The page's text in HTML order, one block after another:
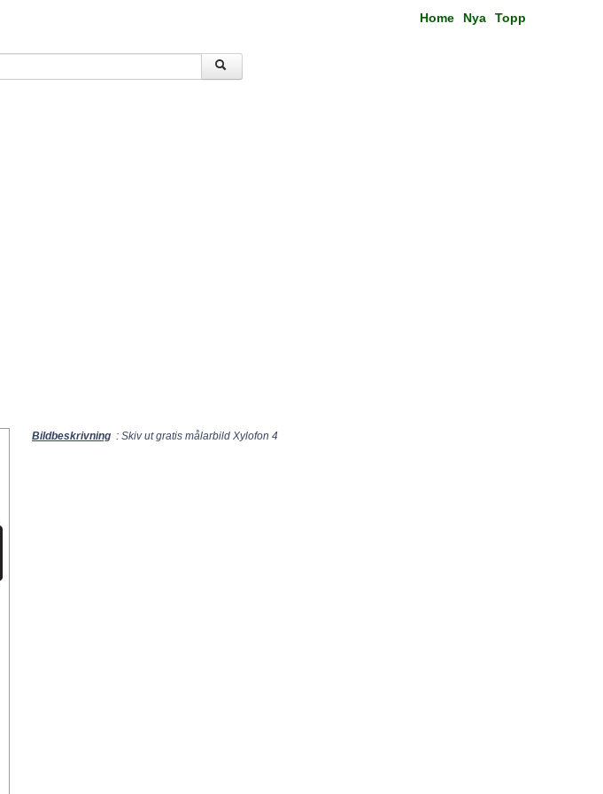
Home Nya Topp
Bildbeskrivning : Skiv ut gratis målarbild Xylofon 4